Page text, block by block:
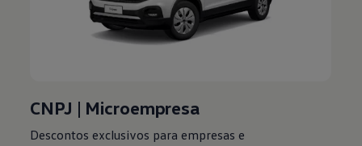
CNPJ | Microempresa
Descontos exclusivos para empresas e